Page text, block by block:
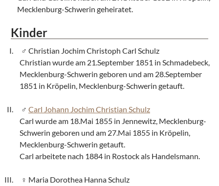
Mecklenburg-Schwerin geheiratet.
Kinder
Christian Jochim Christoph Carl Schulz
Christian wurde am 21.September 1851 in Schmadebeck,
Mecklenburg-Schwerin geboren und am 28.September
1851 in Kröpelin, Mecklenburg-Schwerin getauft.
Carl Johann Jochim Christian Schulz
Carl wurde am 18.Mai 1855 in Jennewitz, Mecklenburg-
Schwerin geboren und am 27.Mai 1855 in Kröpelin,
Mecklenburg-Schwerin getauft.
Carl arbeitete nach 1884 in Rostock als Handelsmann.
Maria Dorothea Hanna Schulz